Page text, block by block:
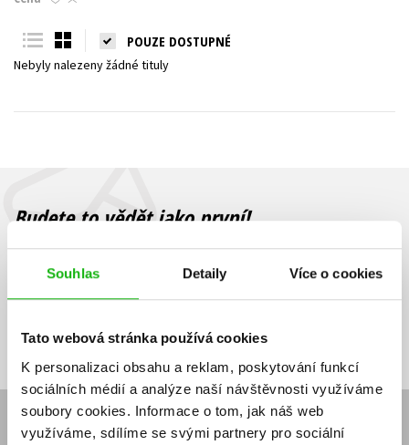
Souhlas Detaily Více o cookies
Tato webová stránka používá cookies
K personalizaci obsahu a reklam, poskytování funkcí
sociálních médií a analýze naší návštěvnosti využíváme
soubory cookies. Informace o tom, jak náš web
využíváme, sdílíme se svými partnery pro sociální
Young adult (SK)
Všechny tituly
POUZE DOSTUPNÉ
Nebyly nalezeny žádné tituly
Budete to vědět jako první!
Zajímá Vás, jaký knižní hit právě vychází, na jaké zboží je výhodná
sleva, jaká běží soutěž o ceny? Přihlášením k odběru našich e-
souhlasíte se zpracováním osobních údajů
mailová
adresa
mailová
adresa
Vaše e-mailová adresa Přihlásit se
E-SHOP